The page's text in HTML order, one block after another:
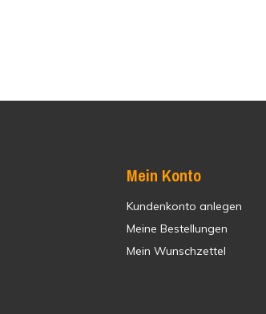
Mein Konto
Kundenkonto anlegen
Meine Bestellungen
Mein Wunschzettel